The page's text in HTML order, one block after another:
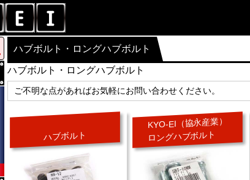
ハブボルト・ロングハブボルト
ハブボルト・ロングハブボルト
ご不明な点があればお気軽にお問い合わせください。
ハブボルト
KYO-EI（協永産業）
ロングハブボルト